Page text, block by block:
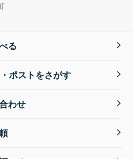
る
ポストをさがす
わせ